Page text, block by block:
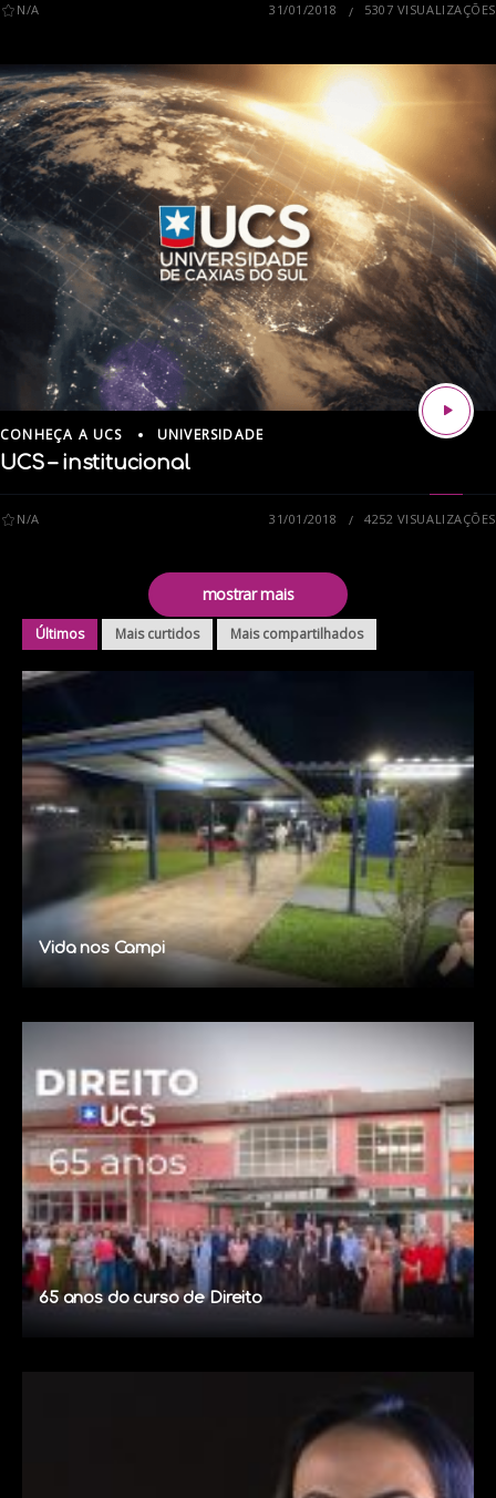
N/A 31/01/2018 5307 VISUALIZAÇÕES
CONHEÇA A UCS UNIVERSIDADE
UCS – institucional
N/A 31/01/2018 4252 VISUALIZAÇÕES
mostrar mais
Últimos Mais curtidos Mais compartilhados
Vida nos Campi
65 anos do curso de Direito